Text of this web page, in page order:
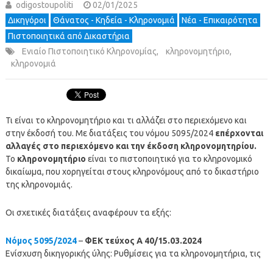
odigostoupoliti
02/01/2025
Δικηγόροι
Θάνατος - Κηδεία - Κληρονομιά
Νέα - Επικαιρότητα
Πιστοποιητικά από Δικαστήρια
Ενιαίο Πιστοποιητικό Κληρονομίας, κληρονομητήριο,
κληρονομιά
Τι είναι το κληρονομητήριο και τι αλλάζει στο περιεχόμενο και
στην έκδοσή του. Με διατάξεις του νόμου 5095/2024 επέρχονται
αλλαγές στο περιεχόμενο και την έκδοση κληρονομητηρίου.
Το κληρονομητήριο είναι το πιστοποιητικό για το κληρονομικό
δικαίωμα, που χορηγείται στους κληρονόμους από το δικαστήριο
της κληρονομιάς.
Οι σχετικές διατάξεις αναφέρουν τα εξής:
Νόμος 5095/2024– ΦΕΚ τεύχος Α 40/15.03.2024
Ενίσχυση δικηγορικής ύλης: Ρυθμίσεις για τα κληρονομητήρια, τις